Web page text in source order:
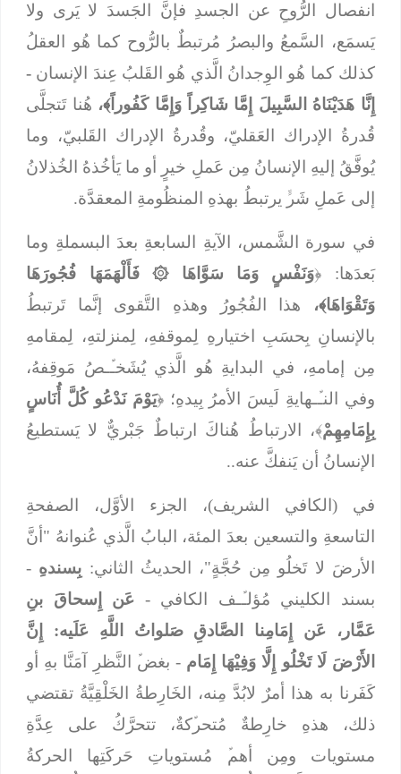
انفصال الرُّوحِ عن الجسدِ فإنَّ الجَسدَ لا يَرى ولا
يَسمَع، السَّمعُ والبصرُ مُرتبطٌ بالرُّوح كما هُو العقلُ
كذلك كما هُو الوِجدانُ الَّذي هُو القَلبُ عِندَ الإنسان-
إِنَّا هَدَيْنَاهُ السَّبِيلَ إِمَّا شَاكِراً وَإِمَّا كَفُوراً﴾،هُنا تَتجلَّى
قُدرةُ الإدراك العَقليّ، وقُدرةُ الإدراك القَلبيّ، وما
يُوفَّقُ إليهِ الإنسانُ مِن عَملِ خيرٍ أو ما يَأخُذهُ الخُذلانُ
إلى عَملِ شَرﱟ يرتبطُ بهذهِ المنظُومةِ المعقدَّة.
في سورة الشَّمس، الآيةِ السابعةِ بعدَ البسملةِ وما
بَعدَها: ﴿وَنَفْسٍ وَمَا سَوَّاهَا ۞فَأَلْهَمَهَا فُجُورَهَا
وَتَقْوَاهَا﴾،
هذا الفُجُورُ وهذهِ التَّقوى إنَّما تَرتبطُ
بالإنسانِ بِحسَبِ اختيارهِ لِموقفهِ، لِمنزلتهِ، لِمقامهِ
مِن إمامهِ، في البدايةِ هُو الَّذي يُشَخـﱢـصُ مَوقِفهُ،
وفي النـﱢـهايةِ لَيسَ الأمرُ بِيدهِ؛ ﴿يَوْمَ نَدْعُو كُلَّ أُنَاسٍ
بِإِمَامِهِمْ﴾، الارتباطُ هُناكَ ارتباطٌ جَبْريٌّ لا يَستطيعُ
الإنسانُ أن يَنفكَّ عنه..
في (الكافي الشريف)، الجزء الأوَّل، الصفحةِ
التاسعةِ والتسعين بعدَ المئة، البابُ الَّذي عُنوانهُ "أنَّ
الأرضَ لا تَخلُو مِن حُجَّةٍ"، الحديثُ الثاني: بِسندهِ-
بسند الكليني مُؤلـﱢـف الكافي - عَن إِسحاقَ بنِ
عَمَّار، عَن إِمَامِنا الصَّادقِ صَلواتُ اللَّهِ عَلَيه: إِنَّ
الأَرْضَ لَا تَخْلُو إِلَّا وَفِيْهَا إِمَام- بغضﱢ النَّظرِ آمَنَّا بهِ أو
كَفَرنا به هذا أمرٌ لابُدَّ مِنه، الخَارِطةُ الخَلْقِيَّةُ تقتضي
ذلك، هذهِ خارِطةٌ مُتحرﱢكةٌ، تتحرَّكُ على عِدَّةِ
مستويات ومِن أهمﱢ مُستوياتِ حَركَتِها الحركةُ